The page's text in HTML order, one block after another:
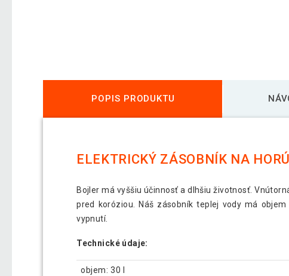
POPIS PRODUKTU
ELEKTRICKÝ ZÁSOBNÍK NA
Bojler má vyššiu účinnosť a dlhšiu životnosť.
pred koróziou. Náš zásobník teplej vody má
vypnutí.
Technické údaje:
objem: 30 l